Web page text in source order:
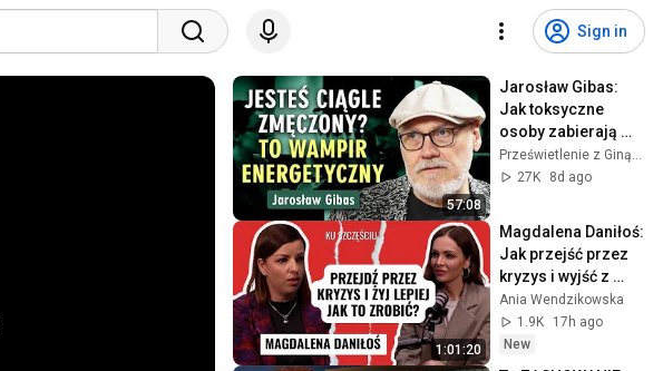
Sign in
57:08
Jarosław Gibas:
Jak toksyczne
osoby zabierają
nam energię i
ZDROWIE! Jak się
Prześwietlenie z Giną Szymańską (Gini Gina) and jaroslawgibas.com
27K
8d ago
1:01:20
Magdalena Daniłoś:
Jak przejść przez
kryzys i wyjść z
niego silniejszym
Ania Wendzikowska
1.9K
17h ago
New